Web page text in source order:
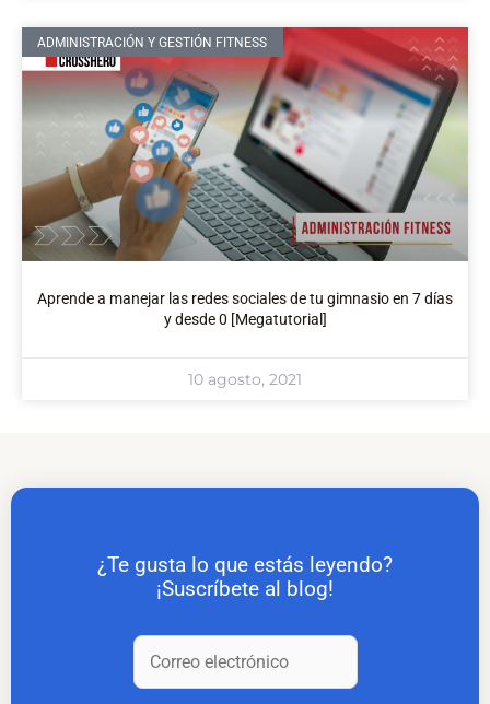
ADMINISTRACIÓN Y GESTIÓN FITNESS
Aprende a manejar las redes sociales de tu gimnasio en 7 días
y desde 0 [Megatutorial]
10 agosto, 2021
¿Te gusta lo que estás leyendo?
¡Suscríbete al blog!